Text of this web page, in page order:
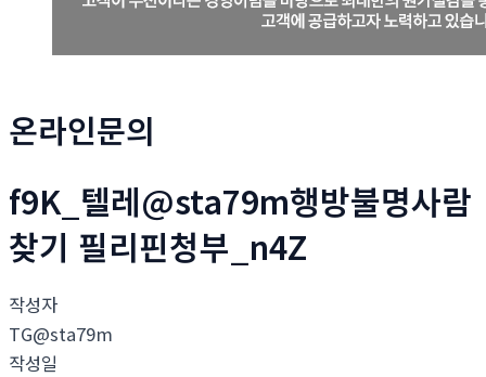
온라인문의
f9K_텔레@sta79m행방불명사람
찾기 필리핀청부_n4Z
작성자
TG@sta79m
작성일